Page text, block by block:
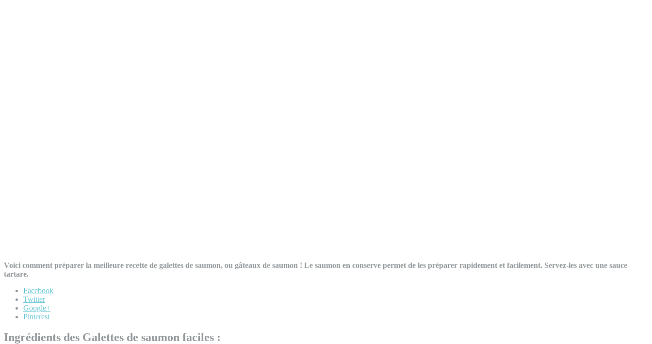
Voici comment préparer la meilleure recette de galettes de saumon, ou gâteaux de saumon ! Le saumon en conserve permet de les préparer rapidement et facilement. Servez-les avec une sauce
tartare.
Facebook
Twitter
Google+
Pinterest
Ingrédients des Galettes de saumon faciles :